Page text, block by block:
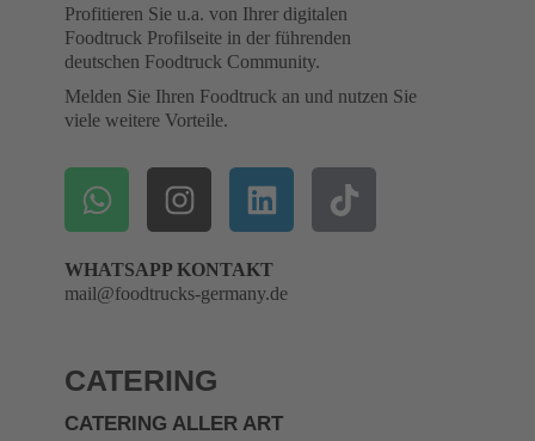
Profitieren Sie u.a. von Ihrer digitalen
Foodtruck Profilseite in der führenden
deutschen Foodtruck Community.
Melden Sie Ihren Foodtruck an und nutzen Sie
viele weitere Vorteile.
WHATSAPP KONTAKT
mail@foodtrucks-germany.de
CATERING
CATERING ALLER ART